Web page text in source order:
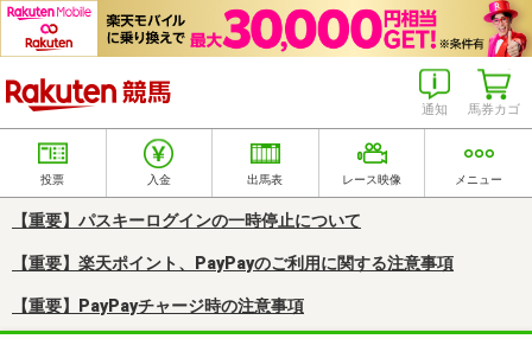
馬券カゴ
通知
投票 入金 出馬表 レース映像 メニュー
【重要】パスキーログインの一時停止について
【重要】楽天ポイント、PayPayのご利用に関する注意事項
【重要】PayPayチャージ時の注意事項